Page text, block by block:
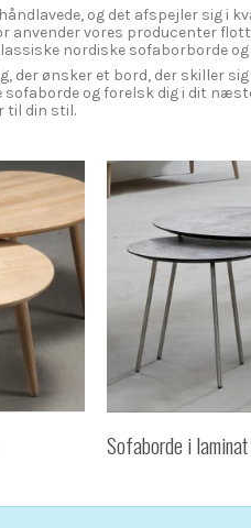
og det afspejler sig i
anvender vores producenter
nordiske sofaborborde
der ønsker et bord, der skiller
sofaborde og forelsk dig i dit
til din stil.
Sofaborde i laminat